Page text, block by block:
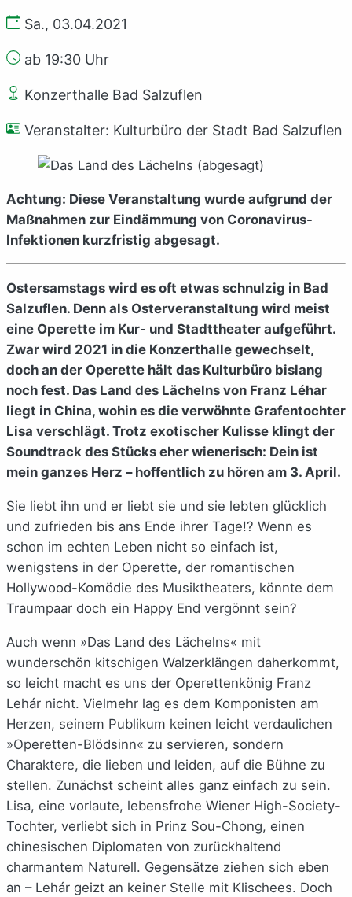
Sa., 03.04.2021
ab 19:30 Uhr
Konzerthalle Bad Salzuflen
Veranstalter: Kulturbüro der Stadt Bad Salzuflen
Achtung: Diese Veranstaltung wurde aufgrund der
Maßnahmen zur Eindämmung von Coronavirus-
Infektionen kurzfristig abgesagt.
Ostersamstags wird es oft etwas schnulzig in Bad
Salzuflen. Denn als Osterveranstaltung wird meist
eine Operette im Kur- und Stadttheater aufgeführt.
Zwar wird 2021 in die Konzerthalle gewechselt,
doch an der Operette hält das Kulturbüro bislang
noch fest. Das Land des Lächelns von Franz Léhar
liegt in China, wohin es die verwöhnte Grafentochter
Lisa verschlägt. Trotz exotischer Kulisse klingt der
Soundtrack des Stücks eher wienerisch: Dein ist
mein ganzes Herz – hoffentlich zu hören am 3. April.
Sie liebt ihn und er liebt sie und sie lebten glücklich
und zufrieden bis ans Ende ihrer Tage!? Wenn es
schon im echten Leben nicht so einfach ist,
wenigstens in der Operette, der romantischen
Hollywood-Komödie des Musiktheaters, könnte dem
Traumpaar doch ein Happy End vergönnt sein?
Auch wenn »Das Land des Lächelns« mit
wunderschön kitschigen Walzerklängen daherkommt,
so leicht macht es uns der Operettenkönig Franz
Lehár nicht. Vielmehr lag es dem Komponisten am
Herzen, seinem Publikum keinen leicht verdaulichen
»Operetten-Blödsinn« zu servieren, sondern
Charaktere, die lieben und leiden, auf die Bühne zu
stellen. Zunächst scheint alles ganz einfach zu sein.
Lisa, eine vorlaute, lebensfrohe Wiener High-Society-
Tochter, verliebt sich in Prinz Sou-Chong, einen
chinesischen Diplomaten von zurückhaltend
charmantem Naturell. Gegensätze ziehen sich eben
an – Lehár geizt an keiner Stelle mit Klischees. Doch